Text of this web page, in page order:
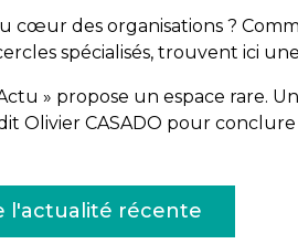
cœur des organisations ?
spécialisés, trouvent ici
» propose un espace rare.
CASADO pour
l'actualité récente